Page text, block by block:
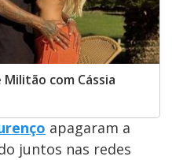
com Cássia
apagaram a
juntos nas redes